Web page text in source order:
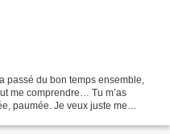
passé du bon temps ensemble,
me comprendre… Tu m’as
paumée. Je veux juste me